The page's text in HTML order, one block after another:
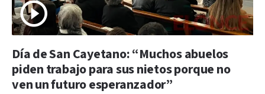
Día de San Cayetano: “Muchos abuelos
piden trabajo para sus nietos porque no
ven un futuro esperanzador”